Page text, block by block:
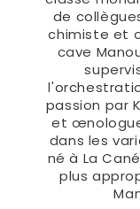
de
chimiste et
cave
passion par
et
dans les
né à La
plus